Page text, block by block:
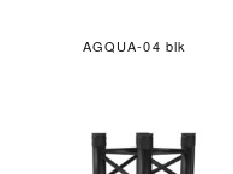
AGQUA-04 blk